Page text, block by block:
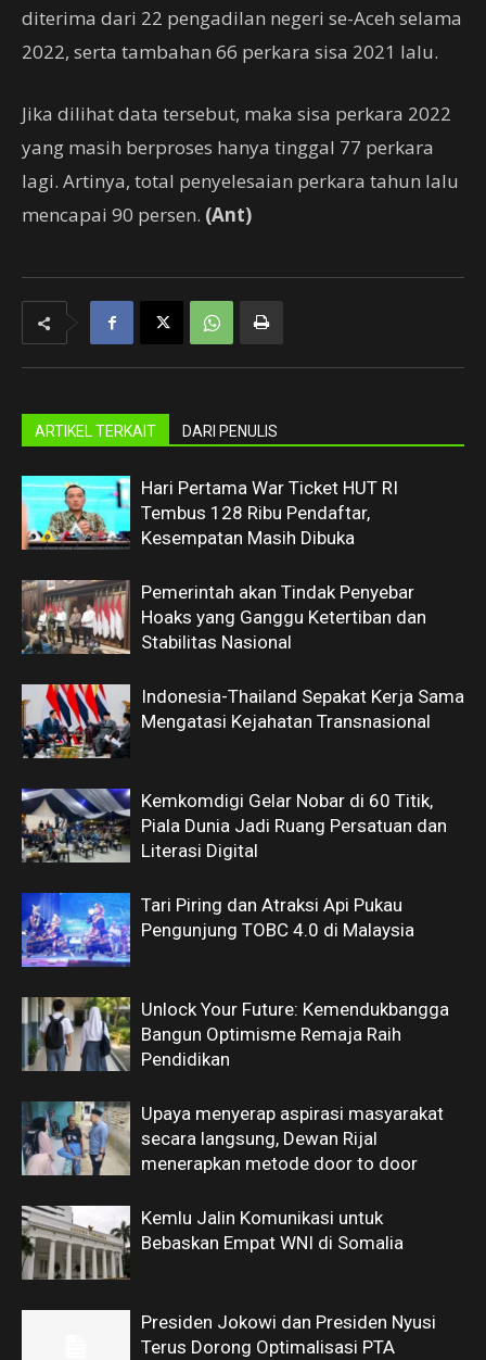
diterima dari 22 pengadilan negeri se-Aceh selama
2022, serta tambahan 66 perkara sisa 2021 lalu.
Jika dilihat data tersebut, maka sisa perkara 2022
yang masih berproses hanya tinggal 77 perkara
lagi. Artinya, total penyelesaian perkara tahun lalu
mencapai 90 persen. (Ant)
ARTIKEL TERKAIT DARI PENULIS
Hari Pertama War Ticket HUT RI
Tembus 128 Ribu Pendaftar,
Kesempatan Masih Dibuka
Pemerintah akan Tindak Penyebar
Hoaks yang Ganggu Ketertiban dan
Stabilitas Nasional
Indonesia-Thailand Sepakat Kerja Sama
Mengatasi Kejahatan Transnasional
Kemkomdigi Gelar Nobar di 60 Titik,
Piala Dunia Jadi Ruang Persatuan dan
Literasi Digital
Tari Piring dan Atraksi Api Pukau
Pengunjung TOBC 4.0 di Malaysia
Unlock Your Future: Kemendukbangga
Bangun Optimisme Remaja Raih
Pendidikan
Upaya menyerap aspirasi masyarakat
secara langsung, Dewan Rijal
menerapkan metode door to door
Kemlu Jalin Komunikasi untuk
Bebaskan Empat WNI di Somalia
Presiden Jokowi dan Presiden Nyusi
Terus Dorong Optimalisasi PTA